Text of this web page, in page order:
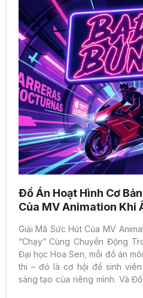
Đồ Án Hoạt Hình Cơ
Của MV Animation Khi
Giải Mã Sức Hút Của MV
“Chạy” Cùng Chuyển Động
Đại học Hoa Sen, mỗi đồ án
thi – đó là cơ hội để sinh
sáng tạo của riêng mình. Và